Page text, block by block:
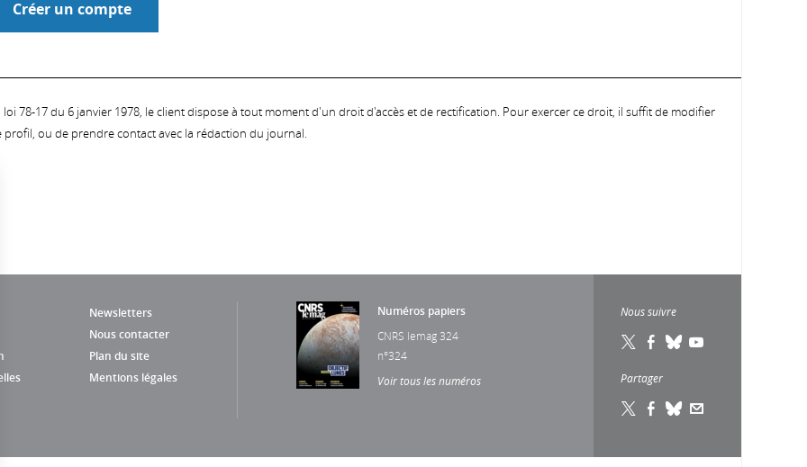
78-17 du 6 janvier 1978, le client dispose à tout moment d'un droit d'accès et de rectification. Pour exercer ce droit, il suffit de modifier
ou de prendre contact avec la rédaction du journal.
Newsletters
Nous contacter
Plan du site
Mentions légales
Numéros papiers
CNRS lemag 324
n°324
Voir tous les numéros
Nous suivre
Partager